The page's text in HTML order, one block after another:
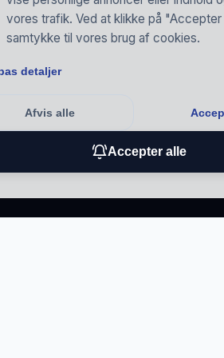
vores trafik. Ved at klikke på "Accepter
samtykke til vores brug af cookies.
detaljer
Afvis alle
Accepter alle